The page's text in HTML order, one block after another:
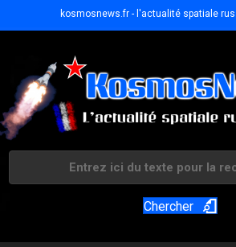
kosmosnews.fr - l'actualité spatiale
Chercher